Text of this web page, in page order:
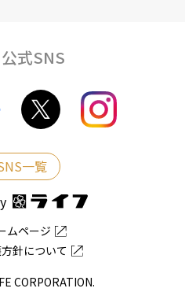
式SNS
一覧
ムページ
針について
CORPORATION.